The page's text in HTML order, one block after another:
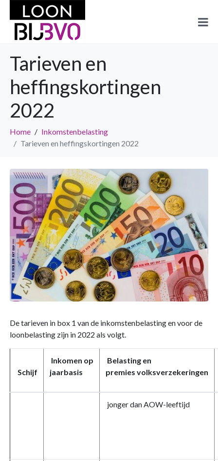
Tarieven en
heffingskortingen
2022
Home
Inkomstenbelasting
Tarieven en heffingskortingen 2022
De tarieven in box 1 van de inkomstenbelasting en voor de
loonbelasting zijn in 2022 als volgt.
Schijf
Inkomen op
jaarbasis
Belasting en
premies volksverzekeringen
jonger dan AOW-leeftijd